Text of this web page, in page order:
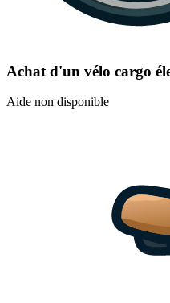
Achat d'un vélo cargo
Aide non disponible